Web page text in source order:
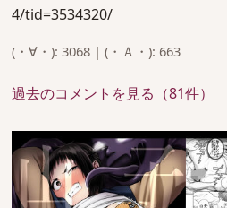
4/tid=3534320/
(・∀・): 3068 | (・Ａ・): 663
過去のコメントを見る（81件）